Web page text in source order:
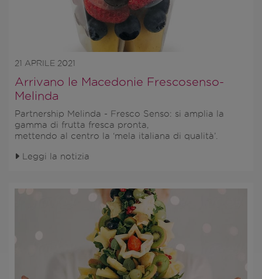
21 APRILE 2021
Arrivano le Macedonie Frescosenso-
Melinda
Partnership Melinda - Fresco Senso: si amplia la
gamma di frutta fresca pronta,
mettendo al centro la ‘mela italiana di qualità’.
Leggi la notizia